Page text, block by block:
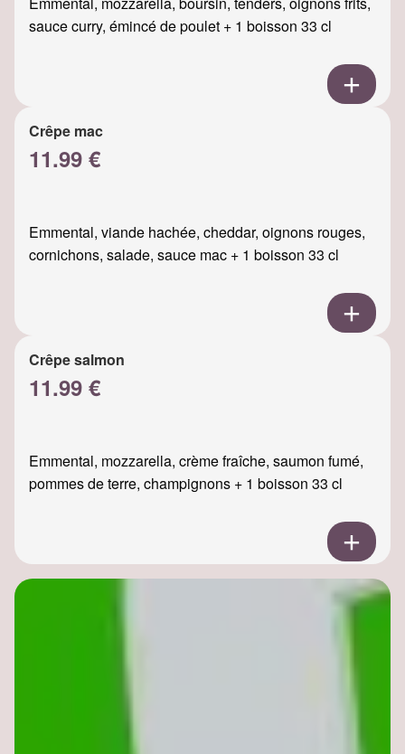
sauce curry, émincé de poulet + 1 boisson 33 cl
Crêpe mac
11.99 €
Emmental, viande hachée, cheddar, oignons rouges,
cornichons, salade, sauce mac + 1 boisson 33 cl
Crêpe salmon
11.99 €
Emmental, mozzarella, crème fraîche, saumon fumé,
pommes de terre, champignons + 1 boisson 33 cl